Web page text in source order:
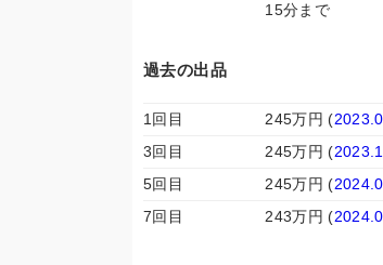
15分まで
過去の出品
1回目 245万円 (
3回目
245万円 (
5回目
245万円 (
7回目
243万円 (